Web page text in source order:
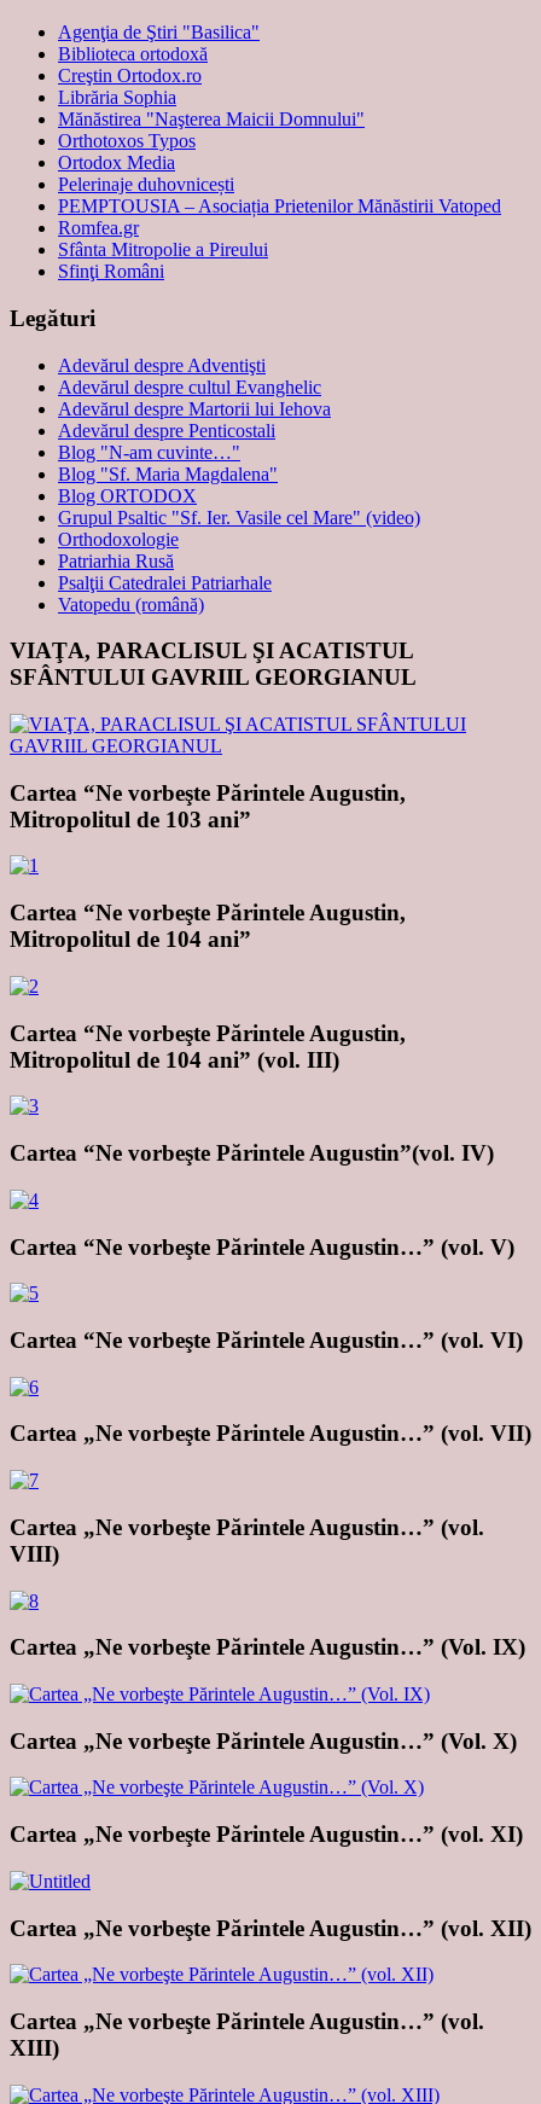
Agenţia de Ştiri "Basilica"
Biblioteca ortodoxă
Creştin Ortodox.ro
Librăria Sophia
Mănăstirea "Naşterea Maicii Domnului"
Orthotoxos Typos
Ortodox Media
Pelerinaje duhovnicești
PEMPTOUSIA – Asociația Prietenilor Mănăstirii Vatoped
Romfea.gr
Sfânta Mitropolie a Pireului
Sfinţi Români
Legături
Adevărul despre Adventişti
Adevărul despre cultul Evanghelic
Adevărul despre Martorii lui Iehova
Adevărul despre Penticostali
Blog "N-am cuvinte…"
Blog "Sf. Maria Magdalena"
Blog ORTODOX
Grupul Psaltic "Sf. Ier. Vasile cel Mare" (video)
Orthodoxologie
Patriarhia Rusă
Psalţii Catedralei Patriarhale
Vatopedu (română)
VIAŢA, PARACLISUL ŞI ACATISTUL
SFÂNTULUI GAVRIIL GEORGIANUL
Cartea “Ne vorbeşte Părintele Augustin,
Mitropolitul de 103 ani”
Cartea “Ne vorbeşte Părintele Augustin,
Mitropolitul de 104 ani”
Cartea “Ne vorbeşte Părintele Augustin,
Mitropolitul de 104 ani” (vol. III)
Cartea “Ne vorbeşte Părintele Augustin”(vol. IV)
Cartea “Ne vorbeşte Părintele Augustin…” (vol. V)
Cartea “Ne vorbeşte Părintele Augustin…” (vol. VI)
Cartea „Ne vorbeşte Părintele Augustin…” (vol. VII)
Cartea „Ne vorbeşte Părintele Augustin…” (vol.
VIII)
Cartea „Ne vorbeşte Părintele Augustin…” (Vol. IX)
Cartea „Ne vorbeşte Părintele Augustin…” (Vol. X)
Cartea „Ne vorbeşte Părintele Augustin…” (vol. XI)
Cartea „Ne vorbeşte Părintele Augustin…” (vol. XII)
Cartea „Ne vorbeşte Părintele Augustin…” (vol.
XIII)